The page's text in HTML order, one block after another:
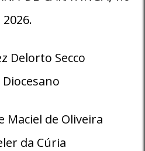
Delorto Secco
Maciel de Oliveira
da Cúria